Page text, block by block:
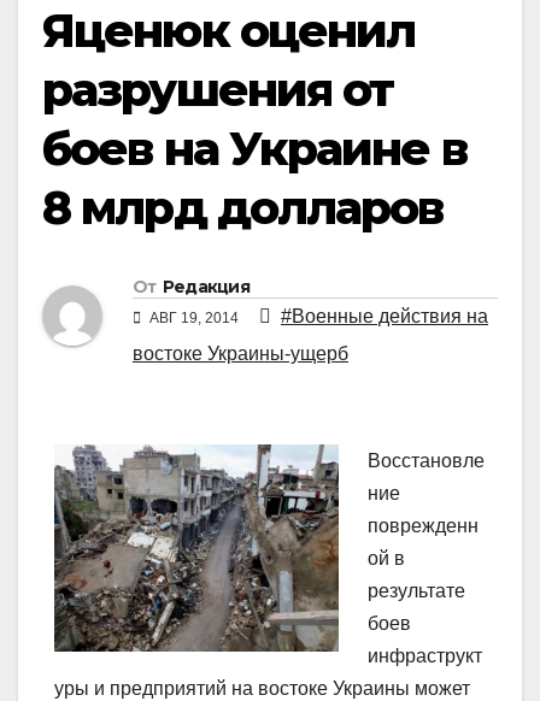
Яценюк оценил
разрушения от
боев на Украине в
8 млрд долларов
От Редакция
АВГ 19, 2014
#Военные действия на
востоке Украины-ущерб
Восстановле
ние
поврежденн
ой в
результате
боев
инфраструкт
уры и предприятий на востоке Украины может